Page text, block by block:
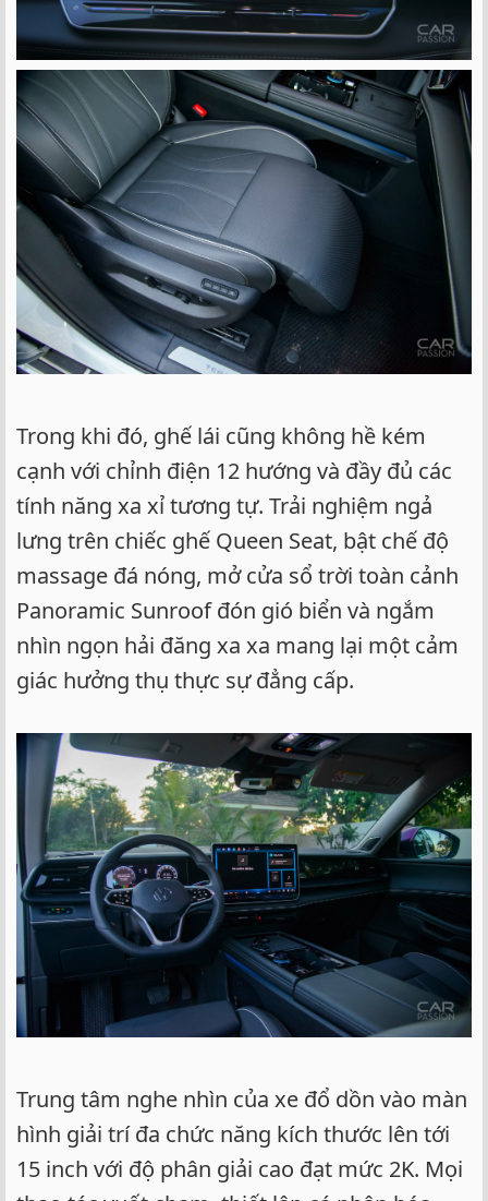
Trong khi đó, ghế lái cũng không hề kém
cạnh với chỉnh điện 12 hướng và đầy đủ các
tính năng xa xỉ tương tự. Trải nghiệm ngả
lưng trên chiếc ghế Queen Seat, bật chế độ
massage đá nóng, mở cửa sổ trời toàn cảnh
Panoramic Sunroof đón gió biển và ngắm
nhìn ngọn hải đăng xa xa mang lại một cảm
giác hưởng thụ thực sự đẳng cấp.
Trung tâm nghe nhìn của xe đổ dồn vào màn
hình giải trí đa chức năng kích thước lên tới
15 inch với độ phân giải cao đạt mức 2K. Mọi